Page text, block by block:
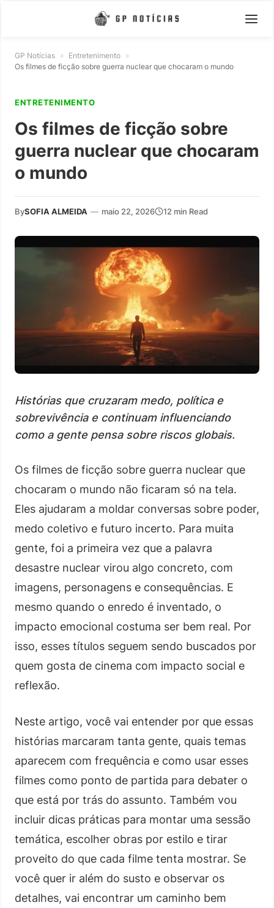
GP Notícias » Entretenimento »
Os filmes de ficção sobre guerra nuclear que chocaram o mundo
ENTRETENIMENTO
Os filmes de ficção sobre
guerra nuclear que chocaram
o mundo
BySOFIA ALMEIDA — maio 22, 2026 12 min Read
Histórias que cruzaram medo, política e
sobrevivência e continuam influenciando
como a gente pensa sobre riscos globais.
Os filmes de ficção sobre guerra nuclear que
chocaram o mundo não ficaram só na tela.
Eles ajudaram a moldar conversas sobre poder,
medo coletivo e futuro incerto. Para muita
gente, foi a primeira vez que a palavra
desastre nuclear virou algo concreto, com
imagens, personagens e consequências. E
mesmo quando o enredo é inventado, o
impacto emocional costuma ser bem real. Por
isso, esses títulos seguem sendo buscados por
quem gosta de cinema com impacto social e
reflexão.
Neste artigo, você vai entender por que essas
histórias marcaram tanta gente, quais temas
aparecem com frequência e como usar esses
filmes como ponto de partida para debater o
que está por trás do assunto. Também vou
incluir dicas práticas para montar uma sessão
temática, escolher obras por estilo e tirar
proveito do que cada filme tenta mostrar. Se
você quer ir além do susto e observar os
detalhes, vai encontrar um caminho bem